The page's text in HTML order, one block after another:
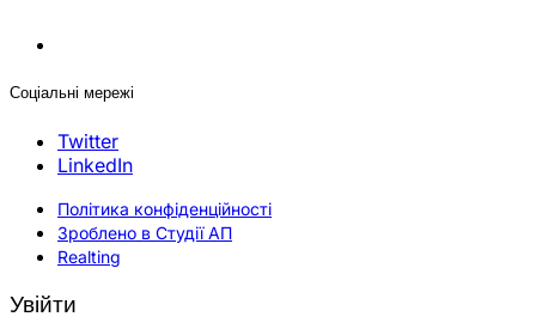
Соціальні мережі
Twitter
LinkedIn
Політика конфіденційності
Зроблено в Студії АП
Realting
Увійти